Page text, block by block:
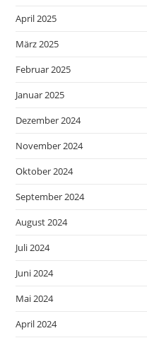
April 2025
März 2025
Februar 2025
Januar 2025
Dezember 2024
November 2024
Oktober 2024
September 2024
August 2024
Juli 2024
Juni 2024
Mai 2024
April 2024